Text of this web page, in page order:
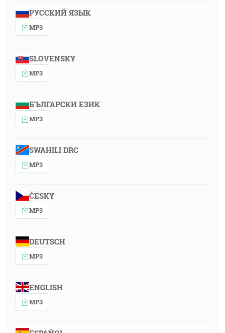
РУССКИЙ ЯЗЫК
MP3
SLOVENSKY
MP3
БЪЛГАРСКИ ЕЗИК
MP3
SWAHILI DRC
MP3
ČESKY
MP3
DEUTSCH
MP3
ENGLISH
MP3